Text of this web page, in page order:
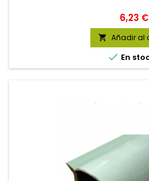
Precio
6,23 €
 Añadir al
 En